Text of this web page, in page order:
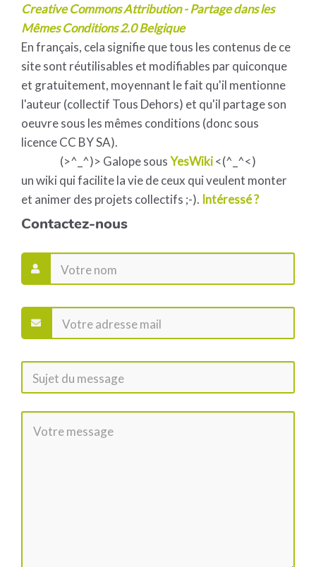
Creative Commons Attribution - Partage dans les
Mêmes Conditions 2.0 Belgique
En français, cela signifie que tous les contenus de ce
site sont réutilisables et modifiables par quiconque
et gratuitement, moyennant le fait qu'il mentionne
l'auteur (collectif Tous Dehors) et qu'il partage son
oeuvre sous les mêmes conditions (donc sous
licence CC BY SA).
(>^_^)> Galope sousYesWiki<(^_^<)
un wiki qui facilite la vie de ceux qui veulent monter
et animer des projets collectifs ;-). Intéressé ?
Contactez-nous